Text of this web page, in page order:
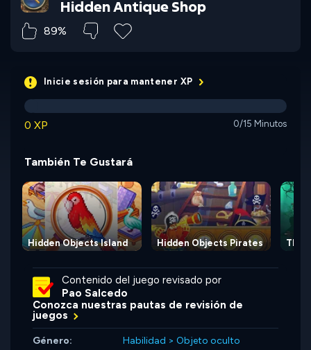
Hidden Antique Shop
89%
Inicie sesión para mantener XP
0 XP 0/15 Minutos
También Te Gustará
Hidden Objects Island Hidden Objects Pirates The
Contenido del juego revisado por
Pao Salcedo
Conozca nuestras pautas de revisión de
juegos
Género: Habilidad > Objeto oculto